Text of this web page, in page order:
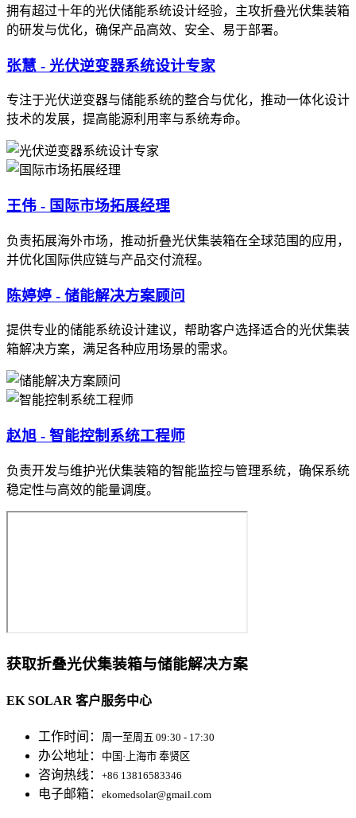
拥有超过十年的光伏储能系统设计经验，主攻折叠光伏集装箱
的研发与优化，确保产品高效、安全、易于部署。
张慧 - 光伏逆变器系统设计专家
专注于光伏逆变器与储能系统的整合与优化，推动一体化设计
技术的发展，提高能源利用率与系统寿命。
王伟 - 国际市场拓展经理
负责拓展海外市场，推动折叠光伏集装箱在全球范围的应用，
并优化国际供应链与产品交付流程。
陈婷婷 - 储能解决方案顾问
提供专业的储能系统设计建议，帮助客户选择适合的光伏集装
箱解决方案，满足各种应用场景的需求。
赵旭 - 智能控制系统工程师
负责开发与维护光伏集装箱的智能监控与管理系统，确保系统
稳定性与高效的能量调度。
获取折叠光伏集装箱与储能解决方案
EK SOLAR 客户服务中心
工作时间： 周一至周五 09:30 - 17:30
办公地址： 中国·上海市 奉贤区
咨询热线： +86 13816583346
电子邮箱： ekomedsolar@gmail.com